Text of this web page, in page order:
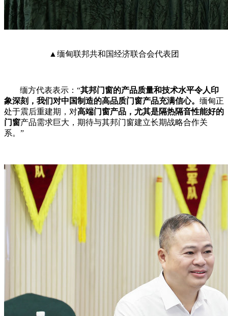
▲ 缅甸联邦共和国经济联合会代表团
缅方代表表示： “其邦门窗的产品质量和技术水平令人印
象深刻，我们对中国制造的高品质门窗产品充满信心。 缅甸正
处于震后重建期，对高端门窗产品，尤其是隔热隔音性能好的
门窗产品需求巨大，期待与其邦门窗建立长期战略合作关
系。 ”